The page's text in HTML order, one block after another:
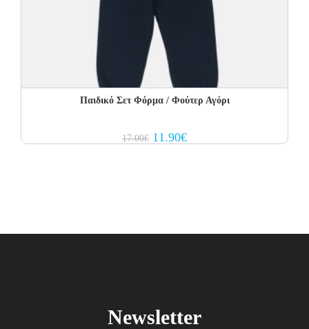
Παιδικό Σετ Φόρμα / Φούτερ Αγόρι
17.00€ Original
price
11.90€Current
price
Newsletter